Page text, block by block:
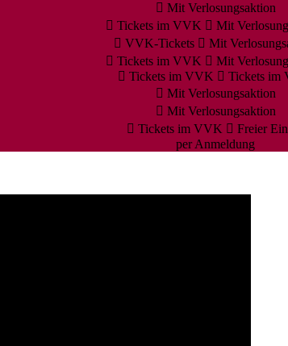
Mit Verlosungsaktion
Tickets im VVK
Mit
VVK-Tickets
Mit
Tickets im VVK
Mit
Tickets im VVK
Tickets im
Mit Verlosungsaktion
Mit Verlosungsaktion
Tickets im VVK
Freier
per Anmeldung